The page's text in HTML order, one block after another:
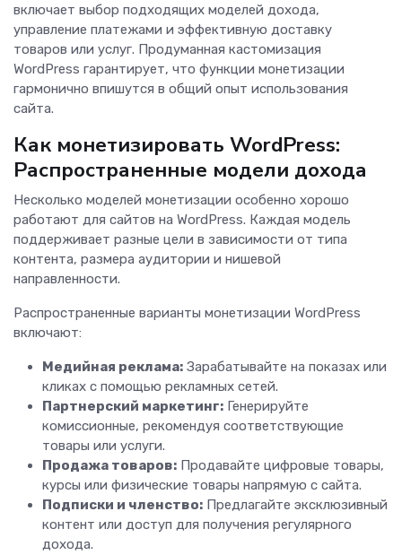
включает выбор подходящих моделей дохода,
управление платежами и эффективную доставку
товаров или услуг. Продуманная кастомизация
WordPress гарантирует, что функции монетизации
гармонично впишутся в общий опыт использования
сайта.
Как монетизировать WordPress:
Распространенные модели дохода
Несколько моделей монетизации особенно хорошо
работают для сайтов на WordPress. Каждая модель
поддерживает разные цели в зависимости от типа
контента, размера аудитории и нишевой
направленности.
Распространенные варианты монетизации WordPress
включают:
Медийная реклама: Зарабатывайте на показах или
кликах с помощью рекламных сетей.
Партнерский маркетинг: Генерируйте
комиссионные, рекомендуя соответствующие
товары или услуги.
Продажа товаров: Продавайте цифровые товары,
курсы или физические товары напрямую с сайта.
Подписки и членство: Предлагайте эксклюзивный
контент или доступ для получения регулярного
дохода.